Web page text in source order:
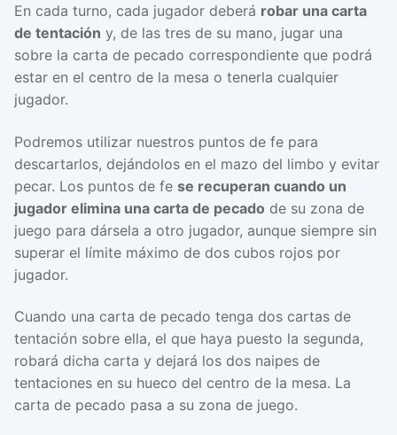
En cada turno, cada jugador deberá robar una carta
de tentación y, de las tres de su mano, jugar una
sobre la carta de pecado correspondiente que podrá
estar en el centro de la mesa o tenerla cualquier
jugador.
Podremos utilizar nuestros puntos de fe para
descartarlos, dejándolos en el mazo del limbo y evitar
pecar. Los puntos de fe se recuperan cuando un
jugador elimina una carta de pecado de su zona de
juego para dársela a otro jugador, aunque siempre sin
superar el límite máximo de dos cubos rojos por
jugador.
Cuando una carta de pecado tenga dos cartas de
tentación sobre ella, el que haya puesto la segunda,
robará dicha carta y dejará los dos naipes de
tentaciones en su hueco del centro de la mesa. La
carta de pecado pasa a su zona de juego.